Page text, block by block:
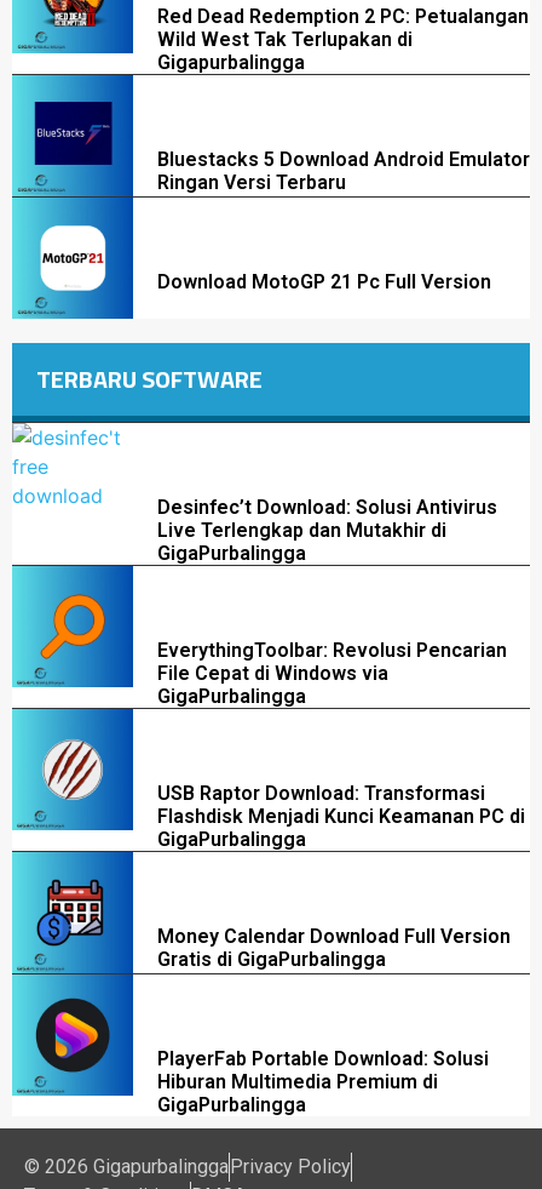
Red Dead Redemption 2 PC: Petualangan
Wild West Tak Terlupakan di
Gigapurbalingga
Bluestacks 5 Download Android Emulator
Ringan Versi Terbaru
Download MotoGP 21 Pc Full Version
TERBARU SOFTWARE
Desinfec’t Download: Solusi Antivirus
Live Terlengkap dan Mutakhir di
GigaPurbalingga
EverythingToolbar: Revolusi Pencarian
File Cepat di Windows via
GigaPurbalingga
USB Raptor Download: Transformasi
Flashdisk Menjadi Kunci Keamanan PC di
GigaPurbalingga
Money Calendar Download Full Version
Gratis di GigaPurbalingga
PlayerFab Portable Download: Solusi
Hiburan Multimedia Premium di
GigaPurbalingga
© 2026 Gigapurbalingga Privacy Policy